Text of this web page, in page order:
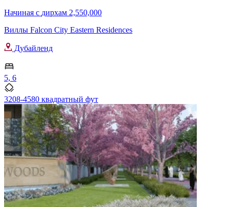
Начиная с дирхам 2,550,000
Виллы Falcon City Eastern Residences
Дубайленд
5, 6
3208-4580 квадратный фут